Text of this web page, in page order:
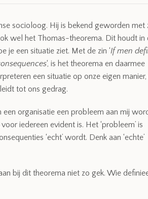
socioloog. Hij is bekend geworden met
wel het Thomas-theorema. Dit houdt in
je een situatie ziet. Met de zin ‘If men
‘, is het theorema en daarmee
een situatie op onze eigen
tot ons gedrag.
een organisatie een probleem aan mij
iedereen evident is. Het ‘probleem’ is
‘echt’ wordt. Denk aan ‘echte’
bij dit theorema niet zo gek. Wie